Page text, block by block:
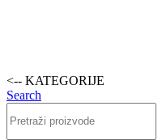
<-- KATEGORIJE
Search